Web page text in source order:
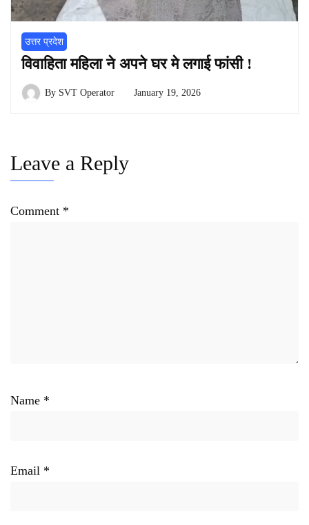
उत्तर प्रदेश
विवाहिता महिला ने अपने घर मे लगाई फांसी !
By SVT Operator January 19, 2026
Leave a Reply
Comment *
Name *
Email *